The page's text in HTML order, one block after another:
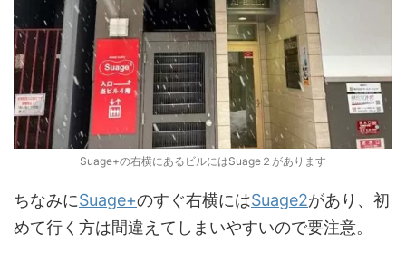
Suage+の右横にあるビルにはSuage２があります
ちなみにSuage+のすぐ右横にはSuage2があり、初
めて行く方は間違えてしまいやすいので要注意。